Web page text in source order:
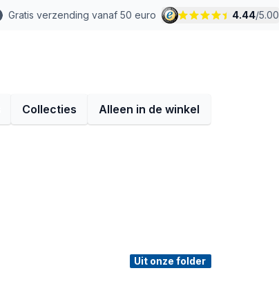
Gratis verzending vanaf 50 euro 4.44/5.00
Collecties Alleen in de winkel
Uit onze folder